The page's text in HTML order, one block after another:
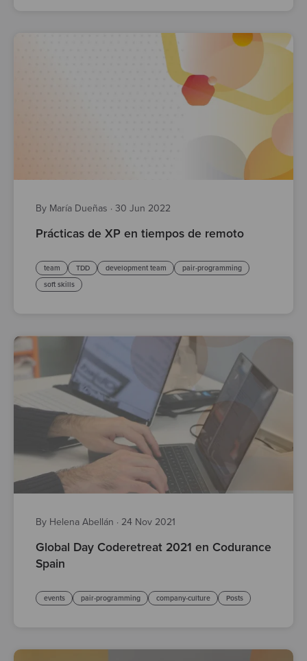
By María Dueñas · 30 Jun 2022
Prácticas de XP en tiempos de remoto
team TDD development team
pair-programming
soft skills
By Helena Abellán · 24 Nov 2021
Global Day Coderetreat 2021 en Codurance
Spain
events pair-programming company-culture Posts